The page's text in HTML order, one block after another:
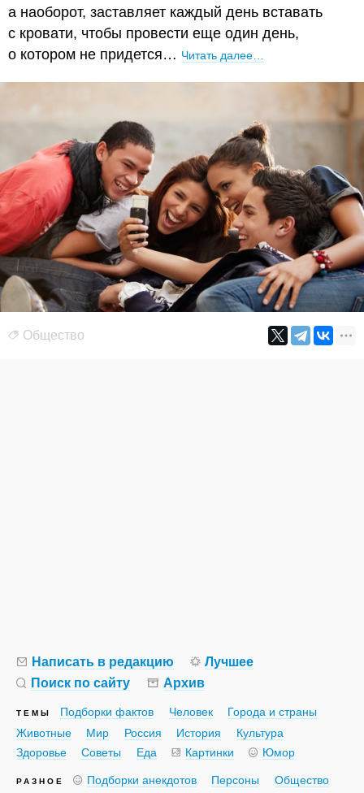
а наоборот, заставляет каждый день вставать
с кровати, чтобы провести еще один день,
о котором не придется… Читать далее…
Общество
Написать в редакцию
Лучшее
Поиск по сайту
Архив
ТЕМЫ Подборки фактов Человек
Города и страны
Животные
Мир Россия История
Культура
Здоровье
Советы Еда Картинки Юмор
РАЗНОЕ Подборки анекдотов Персоны Общество